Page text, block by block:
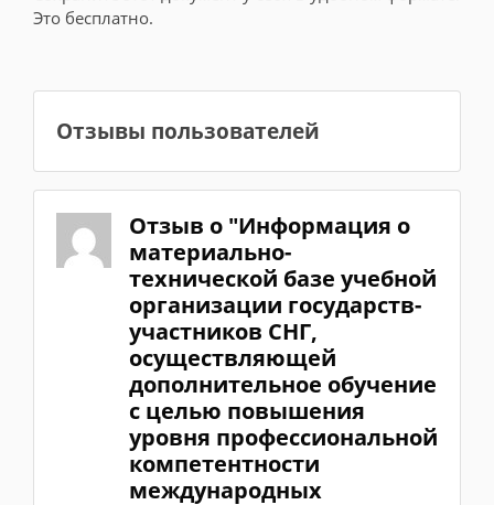
Это бесплатно.
Отзывы пользователей
Отзыв о "Информация о
материально-
технической базе учебной
организации государств-
участников СНГ,
осуществляющей
дополнительное обучение
с целью повышения
уровня профессиональной
компетентности
международных